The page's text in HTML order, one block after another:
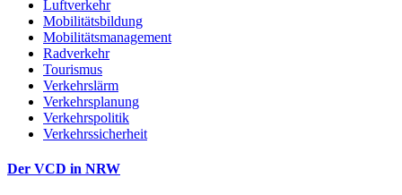
Luftverkehr
Mobilitätsbildung
Mobilitätsmanagement
Radverkehr
Tourismus
Verkehrslärm
Verkehrsplanung
Verkehrspolitik
Verkehrssicherheit
Der VCD in NRW